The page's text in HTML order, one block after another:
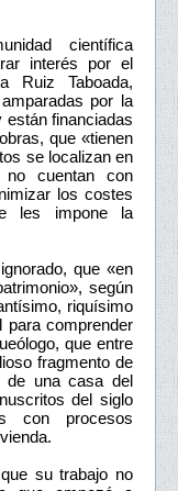
científica
interés por el
Ruiz Taboada,
por la
están financiadas
que «tienen
se localizan en
no cuentan con
los costes
les impone la
que «en
según
riquísimo
para comprender
que entre
fragmento de
de una casa del
del siglo
con procesos
su trabajo no